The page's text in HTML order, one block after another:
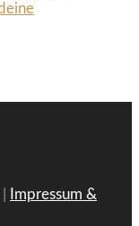
Impressum &